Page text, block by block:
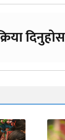
दिनुहोस